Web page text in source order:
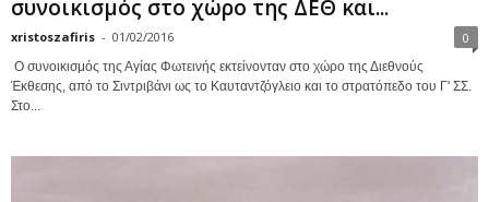
συνοικισμός στo χώρο της ΔΕΘ και...
xristoszafiris - 01/02/2016 0
Ο συνοικισμός της Αγίας Φωτεινής εκτείνονταν στο χώρο της Διεθνούς
Έκθεσης, από το Σιντριβάνι ως το Καυταντζόγλειο και το στρατόπεδο του Γ' ΣΣ.
Στο...